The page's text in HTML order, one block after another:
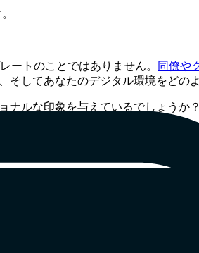
ートのことではありません。 同僚や
してあなたのデジタル環境をどの
ルな印象を与えているでしょう
」を意味するものではなく、「最
しているときでも、アイデアを出
どんな場面でも、気まずいビデオ